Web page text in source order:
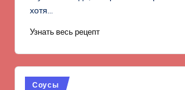
хотя…
Узнать весь рецепт
Опубликовано
Соусы